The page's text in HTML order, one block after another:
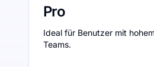
Pro
Ideal für Benutzer mit
Teams.